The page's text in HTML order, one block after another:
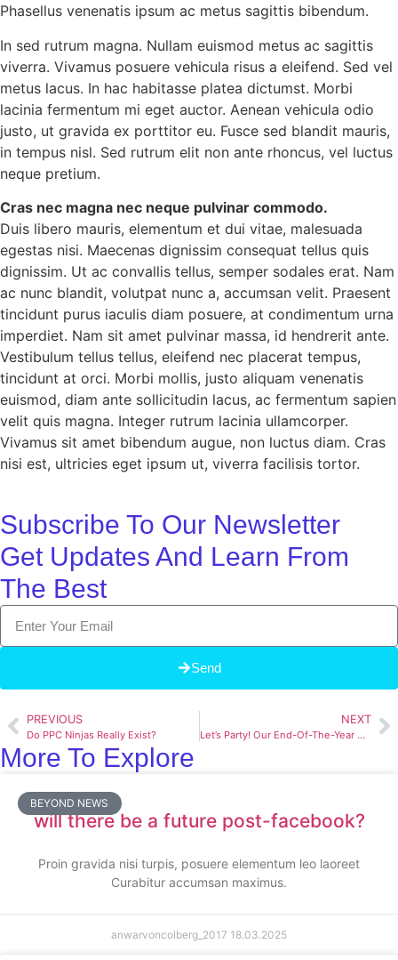
Phasellus venenatis ipsum ac metus sagittis bibendum.
In sed rutrum magna. Nullam euismod metus ac sagittis
viverra. Vivamus posuere vehicula risus a eleifend. Sed vel
metus lacus. In hac habitasse platea dictumst. Morbi
lacinia fermentum mi eget auctor. Aenean vehicula odio
justo, ut gravida ex porttitor eu. Fusce sed blandit mauris,
in tempus nisl. Sed rutrum elit non ante rhoncus, vel luctus
neque pretium.
Cras nec magna nec neque pulvinar commodo.
Duis libero mauris, elementum et dui vitae, malesuada
egestas nisi. Maecenas dignissim consequat tellus quis
dignissim. Ut ac convallis tellus, semper sodales erat. Nam
ac nunc blandit, volutpat nunc a, accumsan velit. Praesent
tincidunt purus iaculis diam posuere, at condimentum urna
imperdiet. Nam sit amet pulvinar massa, id hendrerit ante.
Vestibulum tellus tellus, eleifend nec placerat tempus,
tincidunt at orci. Morbi mollis, justo aliquam venenatis
euismod, diam ante sollicitudin lacus, ac fermentum sapien
velit quis magna. Integer rutrum lacinia ullamcorper.
Vivamus sit amet bibendum augue, non luctus diam. Cras
nisi est, ultricies eget ipsum ut, viverra facilisis tortor.
Subscribe To Our Newsletter
Get Updates And Learn From
The Best
Send
PREVIOUS
Do PPC Ninjas Really Exist?
NEXT
Let’s Party! Our End-Of-The-Year Celebration
More To Explore
BEYOND NEWS
will there be a future post-facebook?
Proin gravida nisi turpis, posuere elementum leo laoreet
Curabitur accumsan maximus.
anwarvoncolberg_2017 18.03.2025